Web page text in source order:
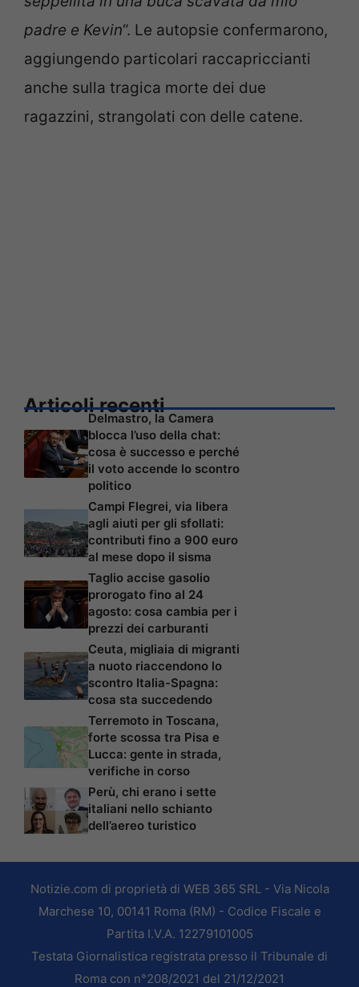
padre e Kevin“. Le autopsie confermarono,
aggiungendo particolari raccapriccianti
anche sulla tragica morte dei due
ragazzini, strangolati con delle catene.
Articoli recenti
Delmastro, la Camera
blocca l’uso della chat:
cosa è successo e perché
il voto accende lo scontro
politico
Campi Flegrei, via libera
agli aiuti per gli sfollati:
contributi fino a 900 euro
al mese dopo il sisma
Taglio accise gasolio
prorogato fino al 24
agosto: cosa cambia per i
prezzi dei carburanti
Ceuta, migliaia di migranti
a nuoto riaccendono lo
scontro Italia-Spagna:
cosa sta succedendo
Terremoto in Toscana,
forte scossa tra Pisa e
Lucca: gente in strada,
verifiche in corso
Perù, chi erano i sette
italiani nello schianto
dell’aereo turistico
Notizie.com di proprietà di WEB 365 SRL - Via Nicola
Marchese 10, 00141 Roma (RM) - Codice Fiscale e
Partita I.V.A. 12279101005
Testata Giornalistica registrata presso il Tribunale di
Roma con n°208/2021 del 21/12/2021